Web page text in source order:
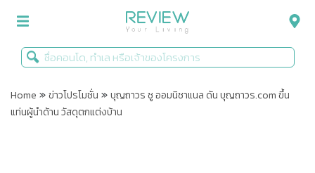
รีวิวคอนโด
Home »ข่าวโปรโมชั่น »บุญถาวร ชู ออมนิชาแนล ดัน บุญถาวร.com ขึ้น
แท่นผู้นำด้าน วัสดุตกแต่งบ้าน